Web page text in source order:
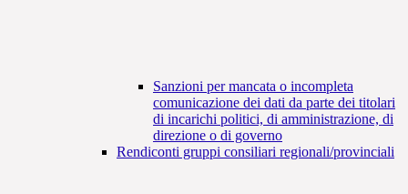
Sanzioni per mancata o incompleta
comunicazione dei dati da parte dei titolari
di incarichi politici, di amministrazione, di
direzione o di governo
Rendiconti gruppi consiliari regionali/provinciali